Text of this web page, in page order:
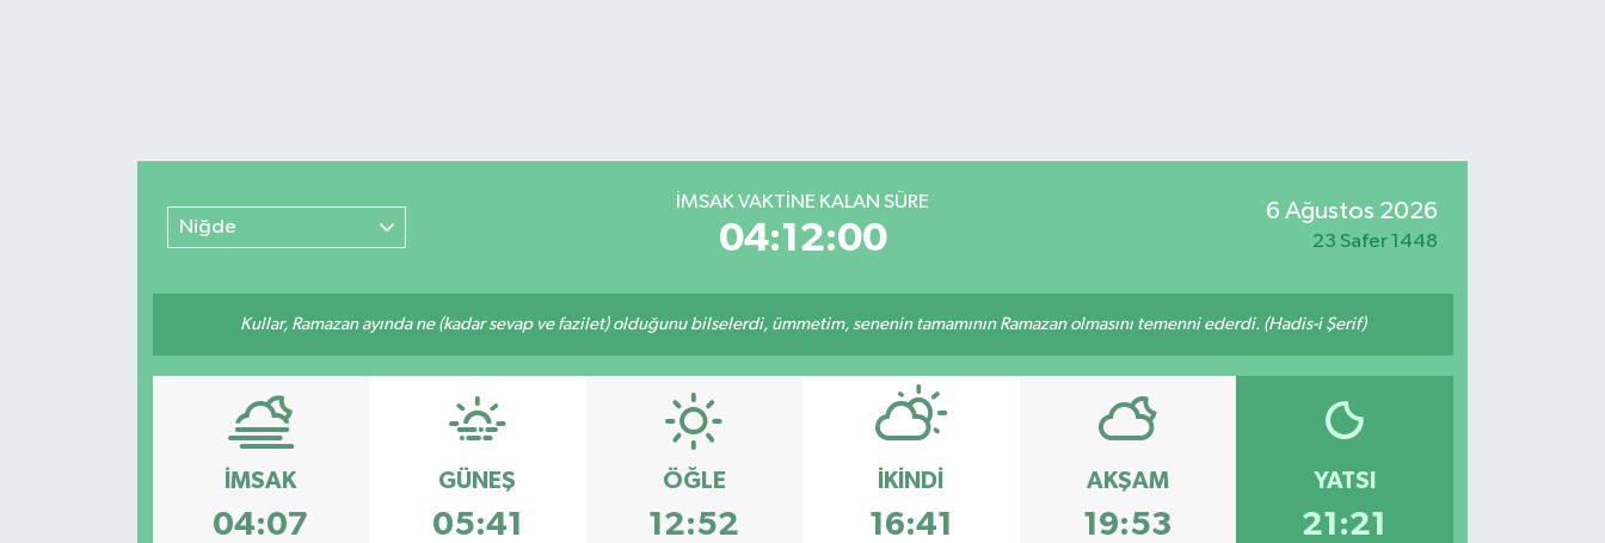
Niğde
İMSAK VAKTİNE KALAN SÜRE
04:12:00
6 Ağustos 2026
23 Safer 1448
Kullar, Ramazan ayında ne (kadar sevap ve fazilet) olduğunu bilselerdi, ümmetim, senenin tamamının Ramazan olmasını temenni ederdi. (Hadis-i Şerif)
İMSAK
04:07
GÜNEŞ
05:41
ÖĞLE
12:52
İKINDI
16:41
AKŞAM
19:53
YATSI
21:21